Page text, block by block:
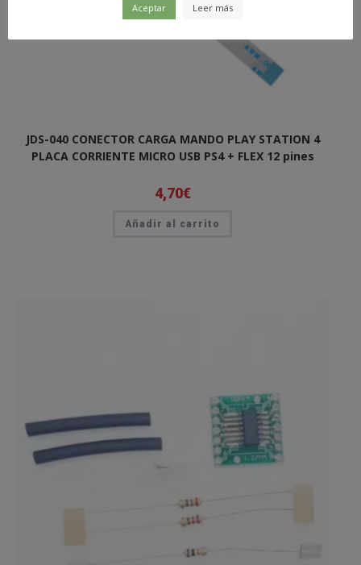
JDS-040 CONECTOR CARGA MANDO PLAY STATION 4
PLACA CORRIENTE MICRO USB PS4 + FLEX 12 pines
4,70€
Añadir al carrito
Aceptar Leer más